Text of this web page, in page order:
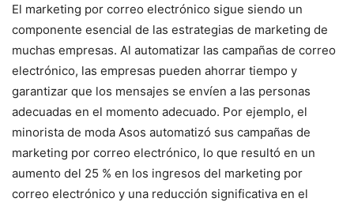
El marketing por correo electrónico sigue siendo un
componente esencial de las estrategias de marketing de
muchas empresas. Al automatizar las campañas de correo
electrónico, las empresas pueden ahorrar tiempo y
garantizar que los mensajes se envíen a las personas
adecuadas en el momento adecuado. Por ejemplo, el
minorista de moda Asos automatizó sus campañas de
marketing por correo electrónico, lo que resultó en un
aumento del 25 % en los ingresos del marketing por
correo electrónico y una reducción significativa en el